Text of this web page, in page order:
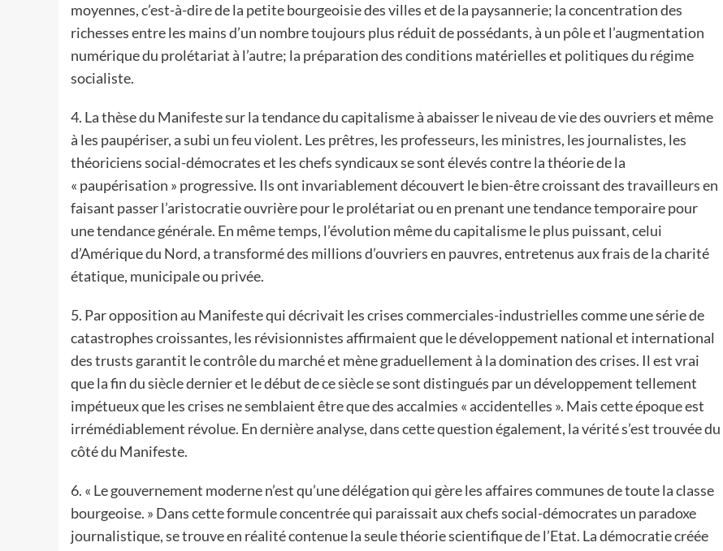
moyennes, c’est-à-dire de la petite bourgeoisie des villes et de la paysannerie; la concentration des
richesses entre les mains d’un nombre toujours plus réduit de possédants, à un pôle et l’augmentation
numérique du prolétariat à l’autre; la préparation des conditions matérielles et politiques du régime
socialiste.
4. La thèse du Manifeste sur la tendance du capitalisme à abaisser le niveau de vie des ouvriers et même
à les paupériser, a subi un feu violent. Les prêtres, les professeurs, les ministres, les journalistes, les
théoriciens social-démocrates et les chefs syndicaux se sont élevés contre la théorie de la
« paupérisation » progressive. Ils ont invariablement découvert le bien-être croissant des travailleurs en
faisant passer l’aristocratie ouvrière pour le prolétariat ou en prenant une tendance temporaire pour
une tendance générale. En même temps, l’évolution même du capitalisme le plus puissant, celui
d’Amérique du Nord, a transformé des millions d’ouvriers en pauvres, entretenus aux frais de la charité
étatique, municipale ou privée.
5. Par opposition au Manifeste qui décrivait les crises commerciales-industrielles comme une série de
catastrophes croissantes, les révisionnistes affirmaient que le développement national et international
des trusts garantit le contrôle du marché et mène graduellement à la domination des crises. Il est vrai
que la fin du siècle dernier et le début de ce siècle se sont distingués par un développement tellement
impétueux que les crises ne semblaient être que des accalmies « accidentelles ». Mais cette époque est
irrémédiablement révolue. En dernière analyse, dans cette question également, la vérité s’est trouvée du
côté du Manifeste.
6. « Le gouvernement moderne n’est qu’une délégation qui gère les affaires communes de toute la classe
bourgeoise. » Dans cette formule concentrée qui paraissait aux chefs social-démocrates un paradoxe
journalistique, se trouve en réalité contenue la seule théorie scientifique de l’Etat. La démocratie créée